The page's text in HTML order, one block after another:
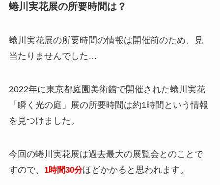
蜷川実花展の所要時間は？
蜷川実花展の所要時間の情報は開催前のため、見
当たりませんでした…
2022年に東京都庭園美術館で開催された蜷川実花
「瞬く光の庭」展の所要時間は約1時間という情報
を見つけました。
今回の蜷川実花展は過去最大の展覧会とのことで
すので、 1時間30分ほどかかると思われます。